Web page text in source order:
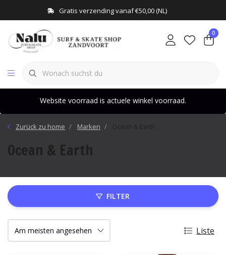
Gratis verzending vanaf €50,00 (NL)
0
Website voorraad is actuele winkel voorraad.
Zurück zu home Marken Ocean & Earth
Ocean & Earth
FILTER
Liste